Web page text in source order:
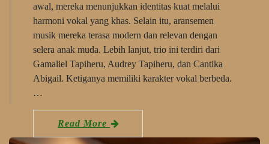
awal, mereka menunjukkan identitas kuat melalui
harmoni vokal yang khas. Selain itu, aransemen
musik mereka terasa modern dan relevan dengan
selera anak muda. Lebih lanjut, trio ini terdiri dari
Gamaliel Tapiheru, Audrey Tapiheru, dan Cantika
Abigail. Ketiganya memiliki karakter vokal berbeda.
…
Read More